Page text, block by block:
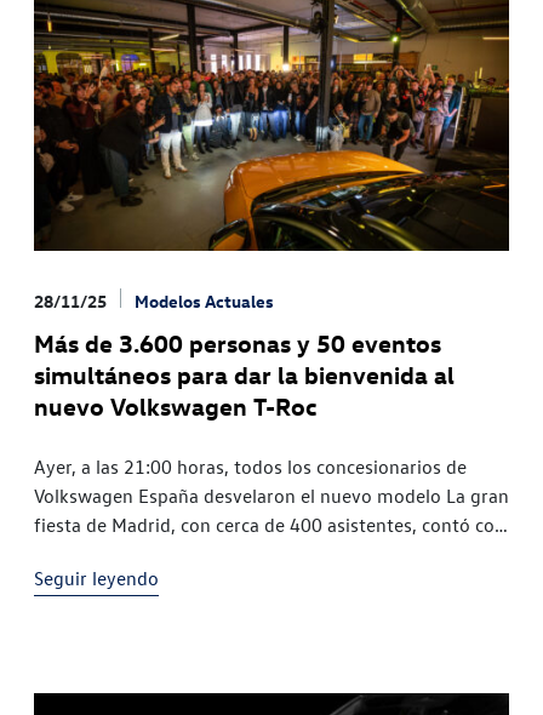
28/11/25 Modelos Actuales
Más de 3.600 personas y 50 eventos
simultáneos para dar la bienvenida al
nuevo Volkswagen T-Roc
Ayer, a las 21:00 horas, todos los concesionarios de
Volkswagen España desvelaron el nuevo modelo La gran
fiesta de Madrid, con cerca de 400 asistentes, contó con
Seguir leyendo